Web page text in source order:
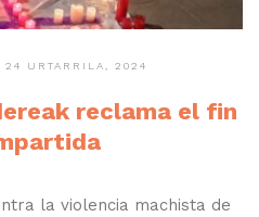
24 URTARRILA, 2024
reclama el fin
la violencia machista de